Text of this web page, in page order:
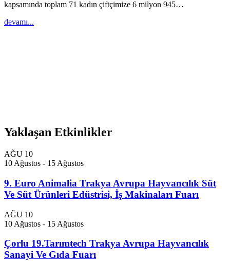
kapsamında toplam 71 kadın çiftçimize 6 milyon 945…
devamı...
Yaklaşan Etkinlikler
AĞU 10
10 Ağustos - 15 Ağustos
9. Euro Animalia Trakya Avrupa Hayvancılık Süt
Ve Süt Ürünleri Edüstrisi, İş Makinaları Fuarı
AĞU 10
10 Ağustos - 15 Ağustos
Çorlu 19.Tarımtech Trakya Avrupa Hayvancılık
Sanayi Ve Gıda Fuarı